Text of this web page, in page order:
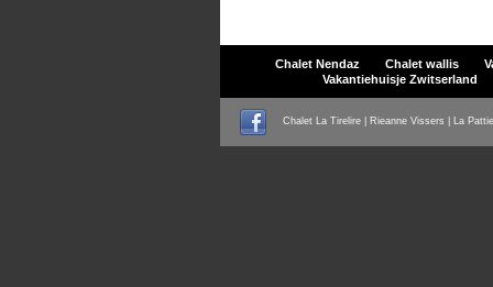
Chalet Nendaz Chalet wallis
Vakantiehuisje Zwitserland
Chalet La Tirelire | Rieanne Vissers | La